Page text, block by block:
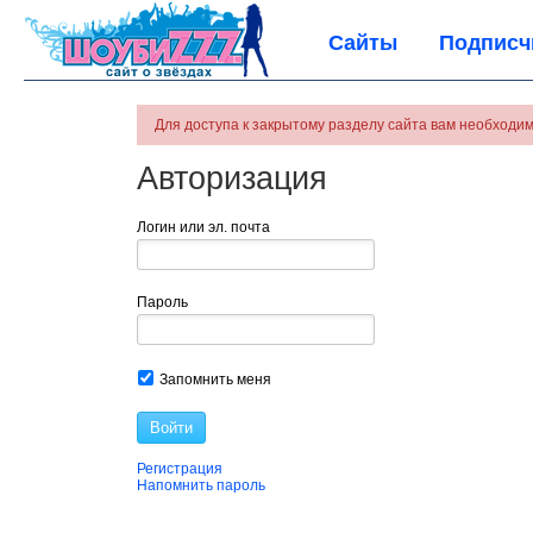
Сайты
Для доступа к закрытому разделу сайта вам
Авторизация
Логин или эл. почта
Пароль
Запомнить меня
Войти
Регистрация
Напомнить пароль